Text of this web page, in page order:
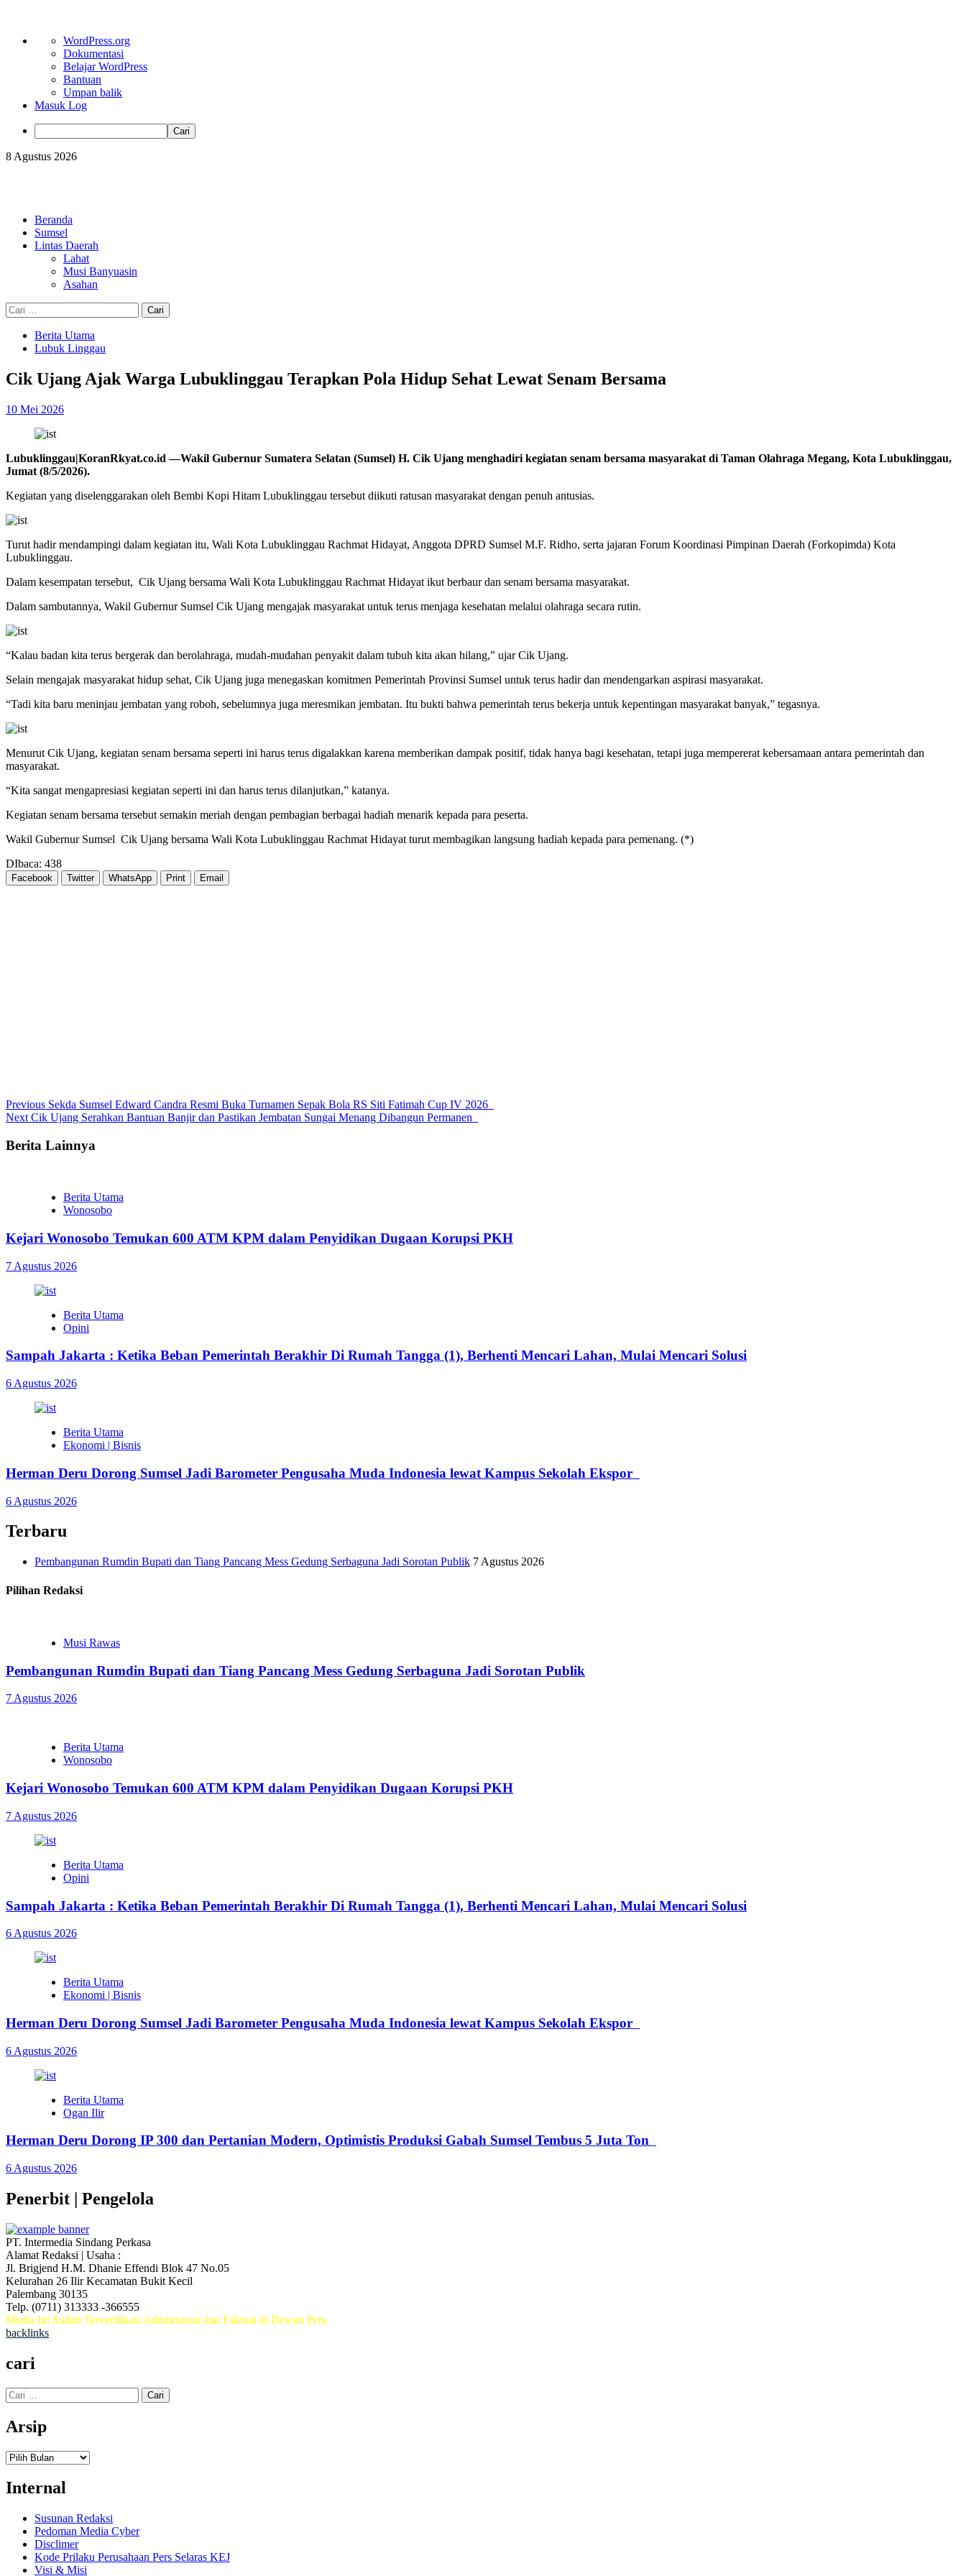
Tentang
WordPress
WordPress.org
Dokumentasi
Belajar WordPress
Bantuan
Umpan balik
Masuk Log
Cari
Skip
8 Agustus 2026
Beranda
Sumsel
Lintas Daerah
Lahat
Musi Banyuasin
Asahan
Cari
untuk:
Berita Utama
Lubuk Linggau
Cik Ujang Ajak Warga Lubuklinggau Terapkan Pola Hidup Sehat Lewat Senam Bersama
10 Mei 2026
Lubuklinggau|KoranRkyat.co.id —Wakil Gubernur Sumatera Selatan (Sumsel) H. Cik Ujang menghadiri kegiatan senam bersama masyarakat di Taman Olahraga Megang, Kota Lubuklinggau,
Jumat (8/5/2026).
Kegiatan yang diselenggarakan oleh Bembi Kopi Hitam Lubuklinggau tersebut diikuti ratusan masyarakat dengan penuh antusias.
Turut hadir mendampingi dalam kegiatan itu, Wali Kota Lubuklinggau Rachmat Hidayat, Anggota DPRD Sumsel M.F. Ridho, serta jajaran Forum Koordinasi Pimpinan Daerah (Forkopimda) Kota
Lubuklinggau.
Dalam kesempatan tersebut, Cik Ujang bersama Wali Kota Lubuklinggau Rachmat Hidayat ikut berbaur dan senam bersama masyarakat.
Dalam sambutannya, Wakil Gubernur Sumsel Cik Ujang mengajak masyarakat untuk terus menjaga kesehatan melalui olahraga secara rutin.
“Kalau badan kita terus bergerak dan berolahraga, mudah-mudahan penyakit dalam tubuh kita akan hilang,” ujar Cik Ujang.
Selain mengajak masyarakat hidup sehat, Cik Ujang juga menegaskan komitmen Pemerintah Provinsi Sumsel untuk terus hadir dan mendengarkan aspirasi masyarakat.
“Tadi kita baru meninjau jembatan yang roboh, sebelumnya juga meresmikan jembatan. Itu bukti bahwa pemerintah terus bekerja untuk kepentingan masyarakat banyak,” tegasnya.
Menurut Cik Ujang, kegiatan senam bersama seperti ini harus terus digalakkan karena memberikan dampak positif, tidak hanya bagi kesehatan, tetapi juga mempererat kebersamaan antara pemerintah dan
masyarakat.
“Kita sangat mengapresiasi kegiatan seperti ini dan harus terus dilanjutkan,” katanya.
Kegiatan senam bersama tersebut semakin meriah dengan pembagian berbagai hadiah menarik kepada para peserta.
Wakil Gubernur Sumsel Cik Ujang bersama Wali Kota Lubuklinggau Rachmat Hidayat turut membagikan langsung hadiah kepada para pemenang. (*)
DIbaca: 438
Facebook Twitter WhatsApp Print Email
Continue
Reading
Previous Sekda Sumsel Edward Candra Resmi Buka Turnamen Sepak Bola RS Siti Fatimah Cup IV 2026
Next Cik Ujang Serahkan Bantuan Banjir dan Pastikan Jembatan Sungai Menang Dibangun Permanen
Berita Lainnya
Berita Utama
Wonosobo
Kejari Wonosobo Temukan 600 ATM KPM dalam Penyidikan Dugaan Korupsi PKH
7 Agustus 2026
Berita Utama
Opini
Sampah Jakarta : Ketika Beban Pemerintah Berakhir Di Rumah Tangga (1), Berhenti Mencari Lahan, Mulai Mencari Solusi
6 Agustus 2026
Berita Utama
Ekonomi | Bisnis
Herman Deru Dorong Sumsel Jadi Barometer Pengusaha Muda Indonesia lewat Kampus Sekolah Ekspor
6 Agustus 2026
Terbaru
Pembangunan Rumdin Bupati dan Tiang Pancang Mess Gedung Serbaguna Jadi Sorotan Publik 7 Agustus 2026
Pilihan Redaksi
Musi Rawas
Pembangunan Rumdin Bupati dan Tiang Pancang Mess Gedung Serbaguna Jadi Sorotan Publik
7 Agustus 2026
Berita Utama
Wonosobo
Kejari Wonosobo Temukan 600 ATM KPM dalam Penyidikan Dugaan Korupsi PKH
7 Agustus 2026
Berita Utama
Opini
Sampah Jakarta : Ketika Beban Pemerintah Berakhir Di Rumah Tangga (1), Berhenti Mencari Lahan, Mulai Mencari Solusi
6 Agustus 2026
Berita Utama
Ekonomi | Bisnis
Herman Deru Dorong Sumsel Jadi Barometer Pengusaha Muda Indonesia lewat Kampus Sekolah Ekspor
6 Agustus 2026
Berita Utama
Ogan Ilir
Herman Deru Dorong IP 300 dan Pertanian Modern, Optimistis Produksi Gabah Sumsel Tembus 5 Juta Ton
6 Agustus 2026
Penerbit | Pengelola
PT. Intermedia Sindang Perkasa
Alamat Redaksi | Usaha :
Jl. Brigjend H.M. Dhanie Effendi Blok 47 No.05
Kelurahan 26 Ilir Kecamatan Bukit Kecil
Palembang 30135
Telp. (0711) 313333 -366555
Media Ini Sudah Terverifikasi Administrasi dan Faktual di Dewan Pers.
backlinks
cari
Cari
untuk:
Arsip
Arsip
Internal
Susunan Redaksi
Pedoman Media Cyber
Disclimer
Kode Prilaku Perusahaan Pers Selaras KEJ
Visi & Misi